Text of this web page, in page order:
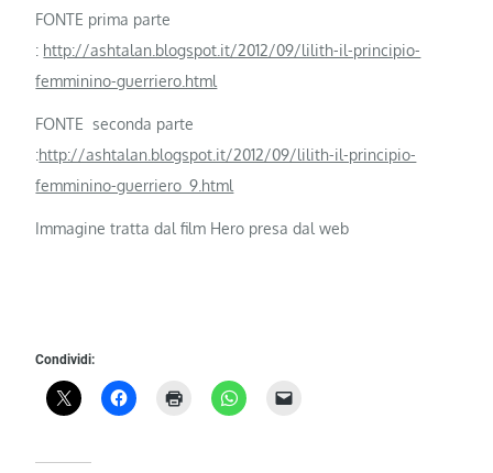
FONTE prima parte
: http://ashtalan.blogspot.it/2012/09/lilith-il-principio-
femminino-guerriero.html
FONTE seconda parte
:http://ashtalan.blogspot.it/2012/09/lilith-il-principio-
femminino-guerriero_9.html
Immagine tratta dal film Hero presa dal web
Condividi: